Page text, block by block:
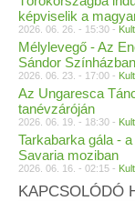
képviselik a
2026. 06. 26. - 15:30 -
Mélylevegő - Az
Sándor Színházban
2026. 06. 23. - 17:00 -
Az Ungaresca
tanévzáróján
2026. 06. 19. - 18:30 -
Tarkabarka gála -
Savaria moziban
2026. 06. 16. - 02:15 -
KAPCSOLÓDÓ